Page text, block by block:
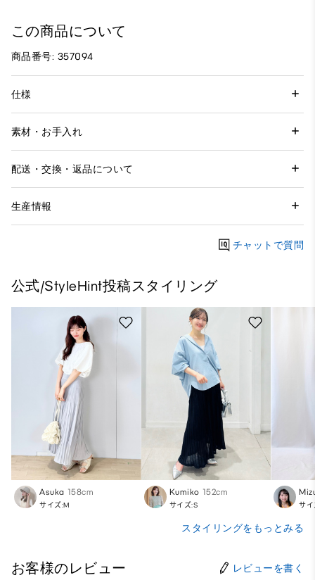
この商品について
商品番号: 357094
仕様
素材・お手入れ
配送・交換・返品について
生産情報
チャットで質問
公式/StyleHint投稿スタイリング
Asuka 158cm
サイズ:M
Kumiko 152cm
サイズ:S サイ
スタイリングをもっとみる
お客様のレビュー レビューを書く